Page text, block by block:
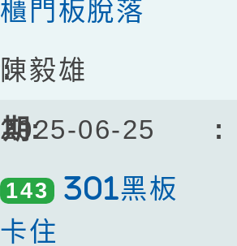
櫃門板脫落
陳毅雄
2025-06-25
143
301黑板
卡住